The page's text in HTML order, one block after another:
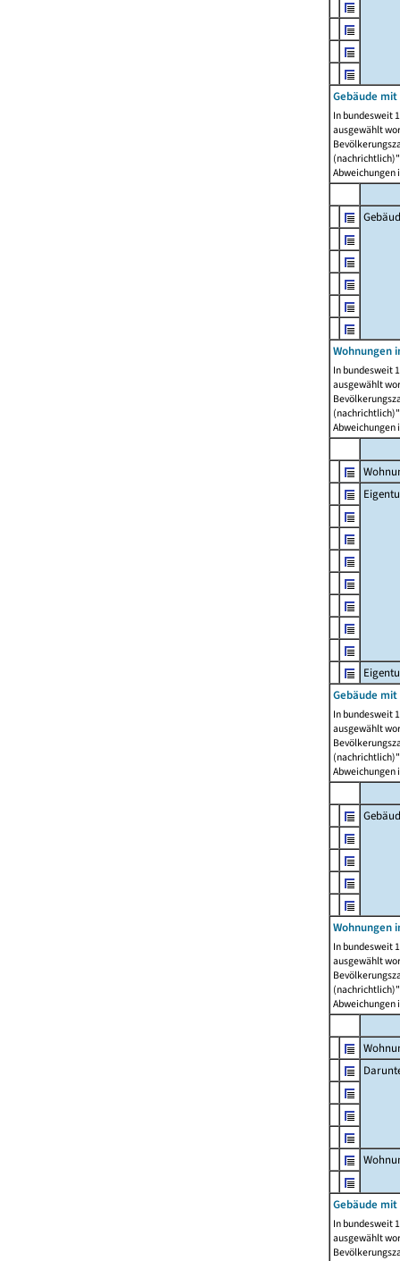
Gebäude mit
In bundesweit
ausgewählt
Abweichungen
Wohnungen
In bundesweit
ausgewählt
Abweichungen
Gebäude
In bundesweit
ausgewählt
Abweichungen
Wohnungen
In bundesweit
ausgewählt
Abweichungen
Gebäude
In bundesweit
ausgewählt